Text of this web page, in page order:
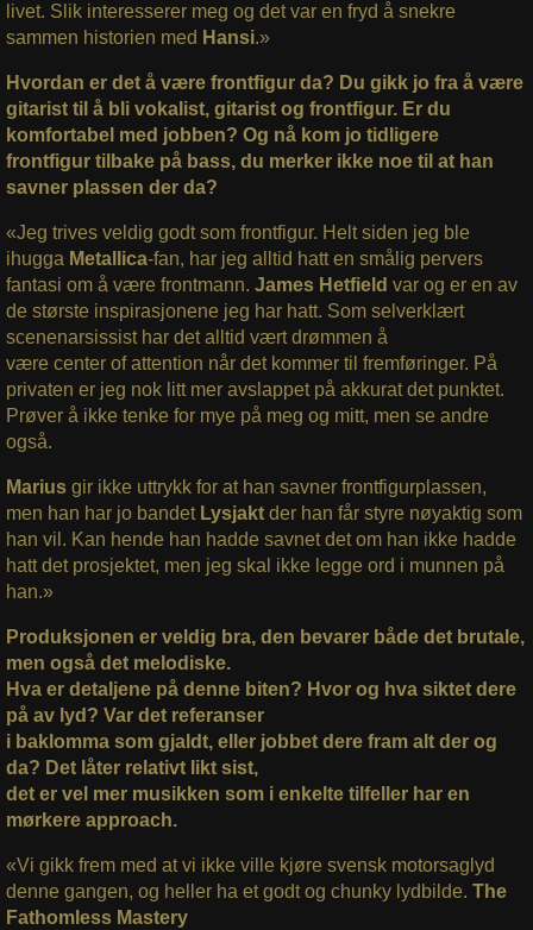
livet. Slik interesserer meg og det var en fryd å snekre
sammen historien med Hansi.»
Hvordan er det å være frontfigur da? Du gikk jo fra å være
gitarist til å bli vokalist, gitarist og frontfigur. Er du
komfortabel med jobben? Og nå kom jo tidligere
frontfigur tilbake på bass, du merker ikke noe til at han
savner plassen der da?
«Jeg trives veldig godt som frontfigur. Helt siden jeg ble
ihugga Metallica-fan, har jeg alltid hatt en smålig pervers
fantasi om å være frontmann. James Hetfield var og er en av
de største inspirasjonene jeg har hatt. Som selverklært
scenenarsissist har det alltid vært drømmen å
være center of attention når det kommer til fremføringer. På
privaten er jeg nok litt mer avslappet på akkurat det punktet.
Prøver å ikke tenke for mye på meg og mitt, men se andre
også.
Marius gir ikke uttrykk for at han savner frontfigurplassen,
men han har jo bandet Lysjaktder han får styre nøyaktig som
han vil. Kan hende han hadde savnet det om han ikke hadde
hatt det prosjektet, men jeg skal ikke legge ord i munnen på
han.»
Produksjonen er veldig bra, den bevarer både det brutale,
men også det melodiske.
Hva er detaljene på denne biten? Hvor og hva siktet dere
på av lyd? Var det referanser
i baklomma som gjaldt, eller jobbet dere fram alt der og
da? Det låter relativt likt sist,
det er vel mer musikken som i enkelte tilfeller har en
mørkere approach.
«Vi gikk frem med at vi ikke ville kjøre svensk motorsaglyd
denne gangen, og heller ha et godt og chunky lydbilde. The
Fathomless Mastery